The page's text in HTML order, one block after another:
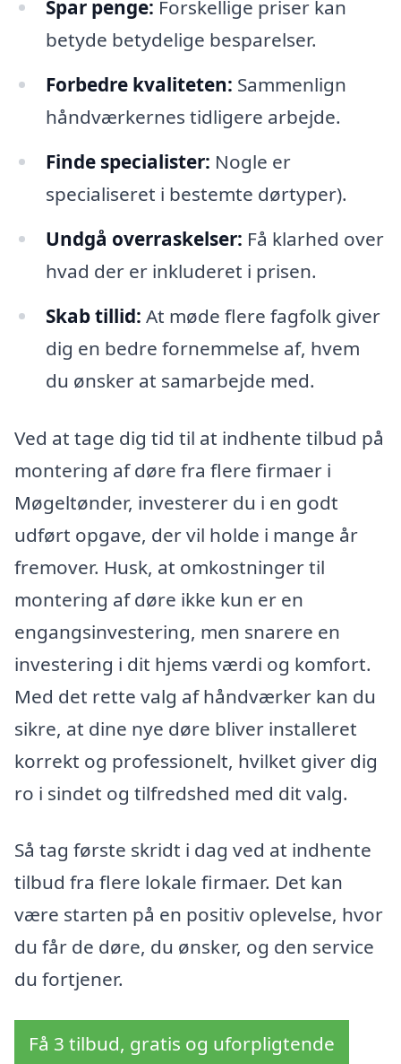
Spar penge: Forskellige priser kan
betyde betydelige besparelser.
Forbedre kvaliteten: Sammenlign
håndværkernes tidligere arbejde.
Finde specialister: Nogle er
specialiseret i bestemte dørtyper).
Undgå overraskelser: Få klarhed over
hvad der er inkluderet i prisen.
Skab tillid: At møde flere fagfolk giver
dig en bedre fornemmelse af, hvem
du ønsker at samarbejde med.
Ved at tage dig tid til at indhente tilbud på
montering af døre fra flere firmaer i
Møgeltønder, investerer du i en godt
udført opgave, der vil holde i mange år
fremover. Husk, at omkostninger til
montering af døre ikke kun er en
engangsinvestering, men snarere en
investering i dit hjems værdi og komfort.
Med det rette valg af håndværker kan du
sikre, at dine nye døre bliver installeret
korrekt og professionelt, hvilket giver dig
ro i sindet og tilfredshed med dit valg.
Så tag første skridt i dag ved at indhente
tilbud fra flere lokale firmaer. Det kan
være starten på en positiv oplevelse, hvor
du får de døre, du ønsker, og den service
du fortjener.
Få 3 tilbud, gratis og uforpligtende